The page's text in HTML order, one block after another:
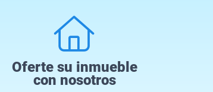
Oferte su inmueble
con nosotros